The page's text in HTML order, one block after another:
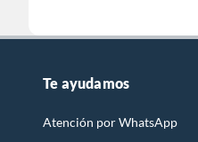
Te ayudamos
Atención por WhatsApp